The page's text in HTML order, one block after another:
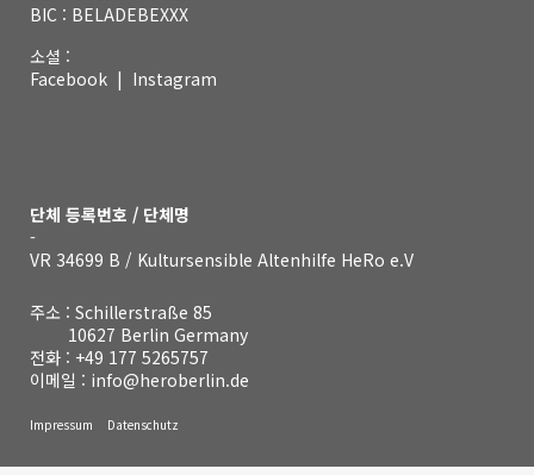
BIC : BELADEBEXXX
소셜 :
Facebook | Instagram
단체 등록번호 / 단체명
-
VR 34699 B / Kultursensible Altenhilfe HeRo e.V
주소 : Schillerstraße 85
10627 Berlin Germany
전화 : +49 177 5265757
이메일 : info@heroberlin.de
Impressum Datenschutz